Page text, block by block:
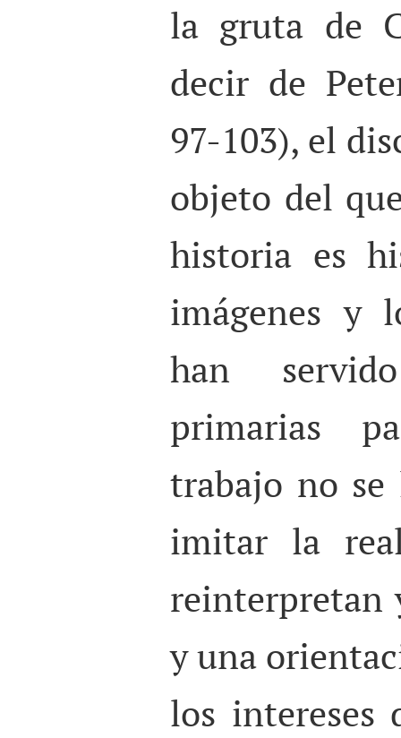
la gruta de
decir de
97-103), el
objeto del
historia es
imágenes y
han
primarias
trabajo no
imitar la
reinterpretan
y una
los intereses